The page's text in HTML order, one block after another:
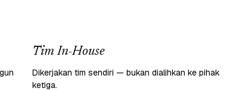
Tim In-House
Dikerjakan tim sendiri — bukan dialihkan ke pihak
ketiga.